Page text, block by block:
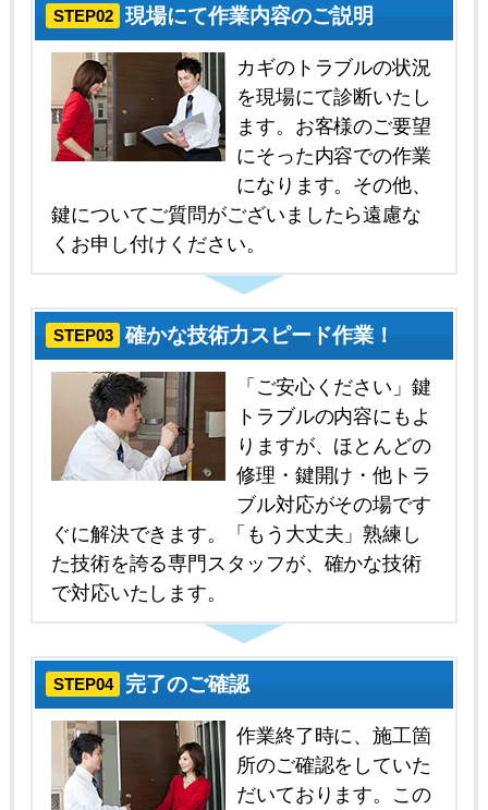
STEP02 現場にて作業内容のご説明
カギのトラブルの状況
を現場にて診断いたし
ます。お客様のご要望
にそった内容での作業
になります。その他、
鍵についてご質問がございましたら遠慮な
くお申し付けください。
STEP03 確かな技術力スピード作業！
「ご安心ください」鍵
トラブルの内容にもよ
りますが、ほとんどの
修理・鍵開け・他トラ
ブル対応がその場です
ぐに解決できます。「もう大丈夫」熟練し
た技術を誇る専門スタッフが、確かな技術
で対応いたします。
STEP04 完了のご確認
作業終了時に、施工箇
所のご確認をしていた
だいております。この